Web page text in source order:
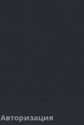
Авторизация